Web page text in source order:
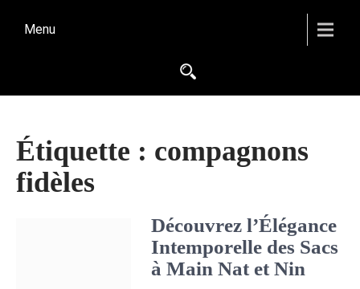
Menu
Étiquette : compagnons
fidèles
Découvrez l’Élégance
Intemporelle des Sacs
à Main Nat et Nin